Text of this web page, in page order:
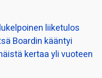
liiketulos
Boardin kääntyi
kertaa yli vuoteen